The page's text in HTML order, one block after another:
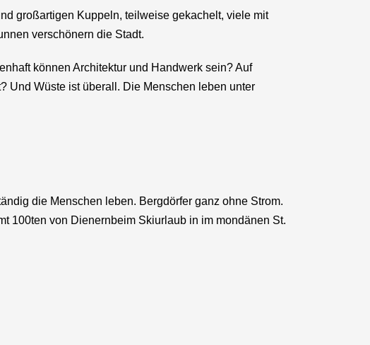
großartigen Kuppeln, teilweise gekachelt, viele mit
verschönern die Stadt.
können Architektur und Handwerk sein? Auf
Und Wüste ist überall. Die Menschen leben unter
die Menschen leben. Bergdörfer ganz ohne Strom.
100ten von Dienernbeim Skiurlaub in im mondänen St.